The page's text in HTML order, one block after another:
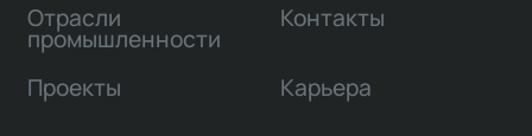
Отрасли
промышленности
Проекты
Контакты
Карьера